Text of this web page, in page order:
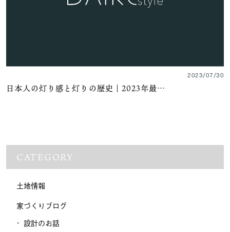
2023/07/30
日本人の灯り感と灯りの歴史｜2023年最…
CATEGORY
土地情報
家づくりブログ
設計のお話